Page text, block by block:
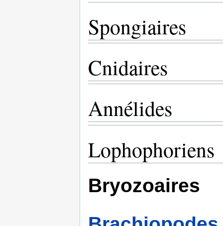
Spongiaires
Cnidaires
Annélides
Lophophoriens
Bryozoaires